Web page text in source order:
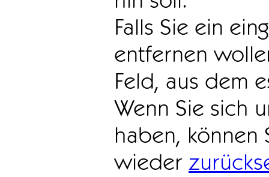
Falls Sie ein
entfernen
Feld, aus dem
Wenn Sie sich
haben, können
wieder